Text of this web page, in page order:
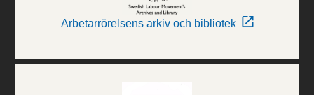
Arbetarrörelsens arkiv och bibliotek